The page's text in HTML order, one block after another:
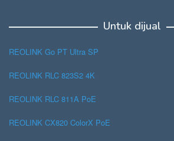
Untuk dijual
REOLINK Go PT Ultra SP
REOLINK RLC 823S2 4K
REOLINK RLC 811A PoE
REOLINK CX820 ColorX PoE